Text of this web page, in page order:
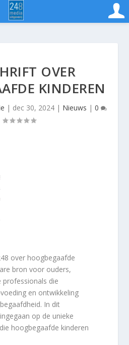
OVER
KINDEREN
| dec 30, 2024 | Nieuws | 0
over hoogbegaafde
bron voor ouders,
professionals die
en ontwikkeling
In dit
op de unieke
hoogbegaafde kinderen